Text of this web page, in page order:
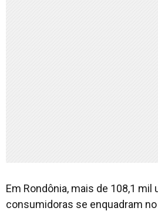
Em Rondônia, mais de 108,1 mil
consumidoras se enquadram